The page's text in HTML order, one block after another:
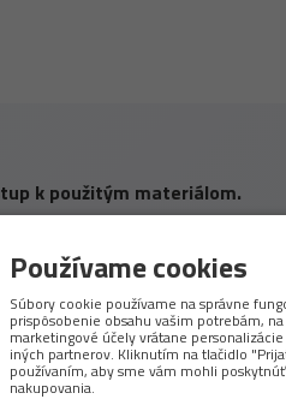
k použitým materiálom.
šport a outdoor. Väčšinu
použité materiály aj etické
myslí na planétu.
zdrojov a ďalšie materiály s
fungujú pri behu, turistike aj
Používame cookies
Súbory cookie používame na správne
prispôsobenie obsahu vašim potrebám,
marketingové účely vrátane
iných partnerov. Kliknutím na tlačidlo
používaním, aby sme vám mohli
nakupovania.